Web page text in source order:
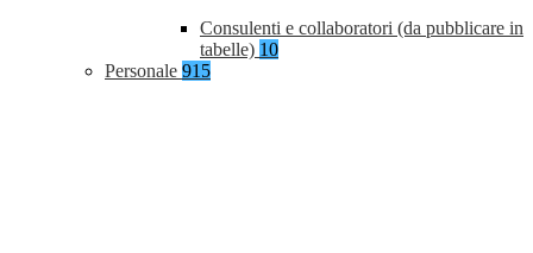
Consulenti e collaboratori (da pubblicare in
tabelle) 10
Personale 915